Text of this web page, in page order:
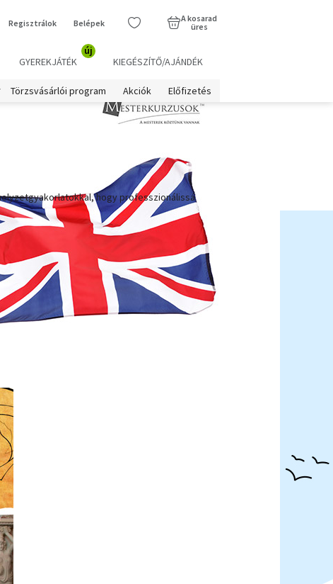
Regisztrálok Belépek
A kosarad
üres
GYEREKJÁTÉK
új
KIEGÉSZÍTŐ/AJÁNDÉK
Törzsvásárlói program Akciók Előfizetés
hogy professzionálissá